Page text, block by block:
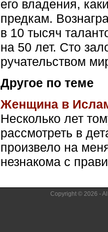
его владения,
предкам.
в 10 тысяч
на 50 лет. Сто
ручательством
Другое по теме
Женщина в
Несколько лет
рассмотреть в
произвело на
незнакома с
Copyright © 2026 -